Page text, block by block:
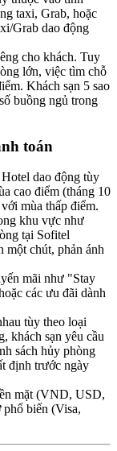
taxi, Grab, hoặc
Grab dao động
cho khách. Tuy
lớn, việc tìm chỗ
Khách sạn 5 sao
buồng ngủ trong
toán
dao động tùy
cao điểm (tháng 10
mùa thấp điểm.
khu vực như
tại Sofitel
một chút, phản ánh
mãi như "Stay
các ưu đãi dành
tùy theo loại
khách sạn yêu cầu
sách hủy phòng
định trước ngày
mặt (VND, USD,
biến (Visa,